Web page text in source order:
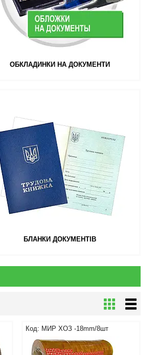
ОБКЛАДИНКИ НА ДОКУМЕНТИ
БЛАНКИ ДОКУМЕНТІВ
МИР ХОЗ -18mm/8шт